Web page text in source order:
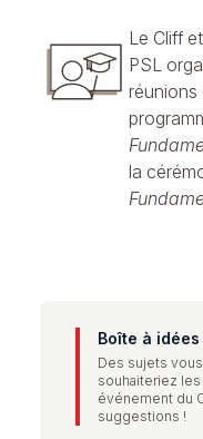
Le Cliff
PSL
réunions
la
Boîte à idées
Des sujets
souhaiteriez
événement du
suggestions !